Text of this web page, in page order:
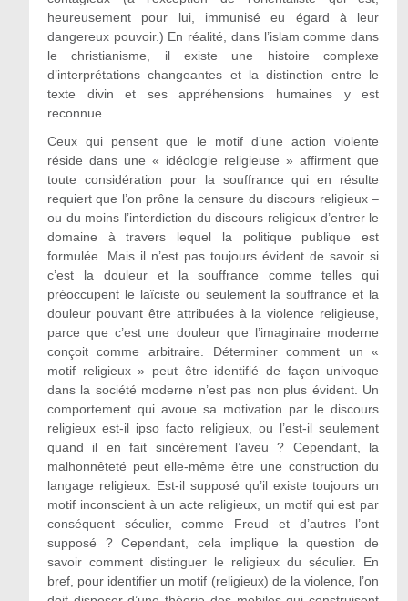
heureusement pour lui, immunisé eu égard à leur
dangereux pouvoir.) En réalité, dans l’islam comme dans
le christianisme, il existe une histoire complexe
d’interprétations changeantes et la distinction entre le
texte divin et ses appréhensions humaines y est
reconnue.
Ceux qui pensent que le motif d’une action violente
réside dans une « idéologie religieuse » affirment que
toute considération pour la souffrance qui en résulte
requiert que l’on prône la censure du discours religieux –
ou du moins l’interdiction du discours religieux d’entrer le
domaine à travers lequel la politique publique est
formulée. Mais il n’est pas toujours évident de savoir si
c’est la douleur et la souffrance comme telles qui
préoccupent le laïciste ou seulement la souffrance et la
douleur pouvant être attribuées à la violence religieuse,
parce que c’est une douleur que l’imaginaire moderne
conçoit comme arbitraire. Déterminer comment un «
motif religieux » peut être identifié de façon univoque
dans la société moderne n’est pas non plus évident. Un
comportement qui avoue sa motivation par le discours
religieux est-il ipso facto religieux, ou l’est-il seulement
quand il en fait sincèrement l’aveu ? Cependant, la
malhonnêteté peut elle-même être une construction du
langage religieux. Est-il supposé qu’il existe toujours un
motif inconscient à un acte religieux, un motif qui est par
conséquent séculier, comme Freud et d’autres l’ont
supposé ? Cependant, cela implique la question de
savoir comment distinguer le religieux du séculier. En
bref, pour identifier un motif (religieux) de la violence, l’on